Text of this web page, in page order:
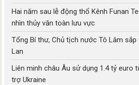
Hai năm sau lễ động thổ Kênh Funan
nhìn thủy văn toàn lưu vực
Tổng Bí thư, Chủ tịch nước Tô Lâm sắp
Lan
Liên minh châu Âu sử dụng 1.4 tỷ euro
trợ Ukraine